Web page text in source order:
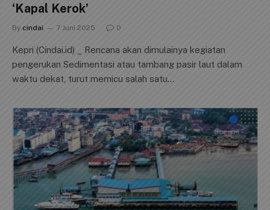
‘Kapal Kerok’
By cindai 7 Juni 2025 0
Kepri (Cindai.id) _ Rencana akan dimulainya kegiatan
pengerukan Sedimentasi atau tambang pasir laut dalam
waktu dekat, turut memicu salah satu…